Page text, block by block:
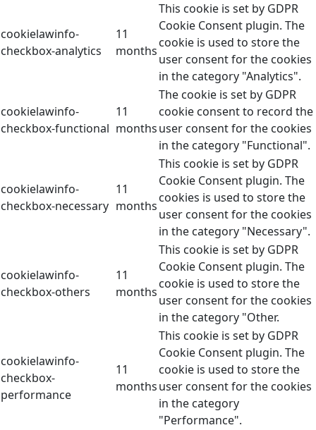
cookielawinfo-
checkbox-analytics
11
months
This cookie is set by GDPR
Cookie Consent plugin. The
cookie is used to store the
user consent for the cookies
in the category "Analytics".
cookielawinfo-
checkbox-functional
11
months
The cookie is set by GDPR
cookie consent to record the
user consent for the cookies
in the category "Functional".
cookielawinfo-
checkbox-necessary
11
months
This cookie is set by GDPR
Cookie Consent plugin. The
cookies is used to store the
user consent for the cookies
in the category "Necessary".
cookielawinfo-
checkbox-others
11
months
This cookie is set by GDPR
Cookie Consent plugin. The
cookie is used to store the
user consent for the cookies
in the category "Other.
cookielawinfo-
checkbox-
performance
11
months
This cookie is set by GDPR
Cookie Consent plugin. The
cookie is used to store the
user consent for the cookies
in the category
"Performance".